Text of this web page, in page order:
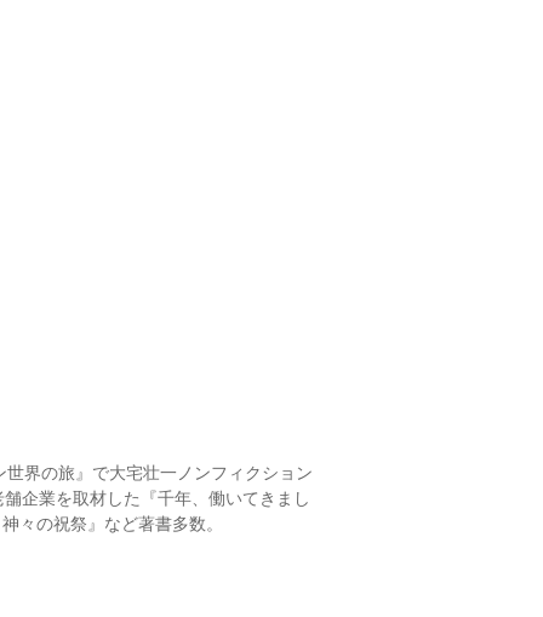
界の旅』で大宅壮一ノンフィクション
企業を取材した『千年、働いてきまし
々の祝祭』など著書多数。